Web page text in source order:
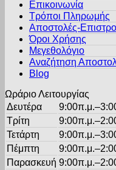
μπορούν
επιλεγούν
σελίδα
προϊόντος
Επικοινωνία
Τρόποι Πληρωμής
Αποστολές-
Όροι Χρήσης
Μεγεθολόγιο
Αναζήτηση
Blog
Ωράριο Λειτουργίας
Δευτέρα
Τρίτη
Τετάρτη
Πέμπτη
Παρασκευή